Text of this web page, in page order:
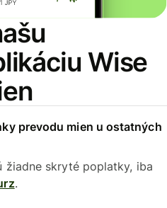
Wise
prevodu mien u ostatných
žiadne skryté poplatky, iba
.